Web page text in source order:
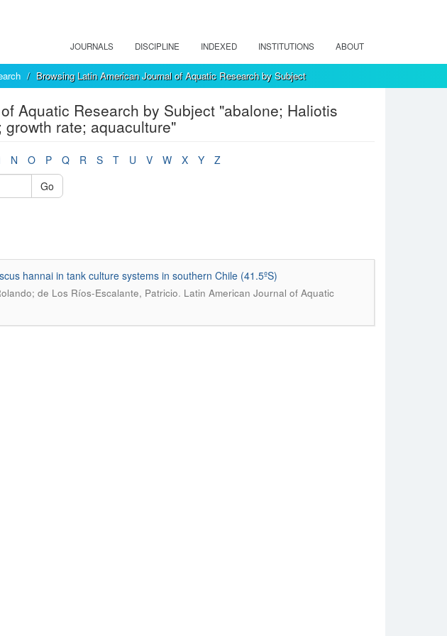
JOURNALS DISCIPLINE INDEXED INSTITUTIONS ABOUT
Browsing Latin American Journal of Aquatic Research by Subject
Aquatic Research by Subject "abalone; Haliotis
rate; aquaculture"
N O P Q R S T U V W X Y
Z
Go
hannai in tank culture systems in southern Chile (41.5ºS)
de Los Ríos-Escalante, Patricio. Latin American Journal of Aquatic